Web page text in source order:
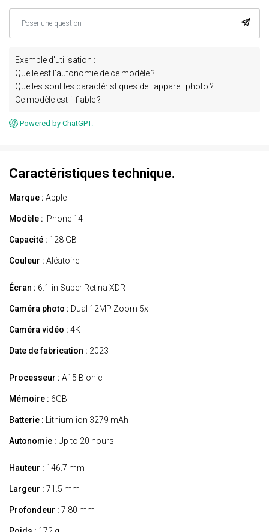
Exemple d'utilisation :
Quelle est l'autonomie de ce modèle ?
Quelles sont les caractéristiques de l'appareil photo ?
Ce modèle est-il fiable ?
Powered by ChatGPT.
Caractéristiques technique.
Marque : Apple
Modèle : iPhone 14
Capacité : 128 GB
Couleur : Aléatoire
Écran : 6.1-in Super Retina XDR
Caméra photo : Dual 12MP Zoom 5x
Caméra vidéo : 4K
Date de fabrication : 2023
Processeur : A15 Bionic
Mémoire : 6GB
Batterie : Lithium-ion 3279 mAh
Autonomie : Up to 20 hours
Hauteur : 146.7 mm
Largeur : 71.5 mm
Profondeur : 7.80 mm